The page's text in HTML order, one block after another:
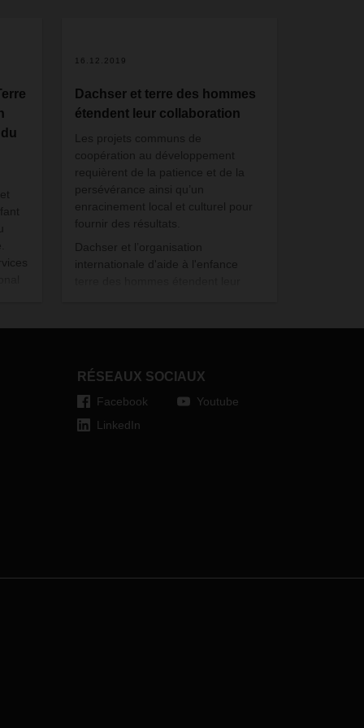
16.12.2019
Dachser et terre des hommes
étendent leur collaboration
Les projets communs de
coopération au développement
requièrent de la patience et de la
persévérance ainsi qu’un
enracinement local et culturel pour
fournir des résultats.
Dachser et l’organisation
internationale d'aide à l'enfance
Afrique australe et en Amérique
RÉSEAUX SOCIAUX
Facebook
LinkedIn
Youtube